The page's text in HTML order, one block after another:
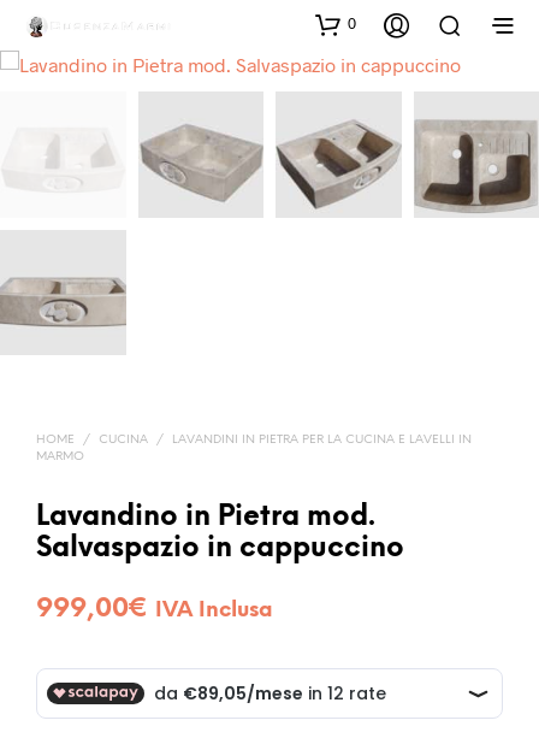
0
HOME / CUCINA /
LAVANDINI IN PIETRA PER LA CUCINA E LAVELLI IN
MARMO
Lavandino in Pietra mod.
Salvaspazio in cappuccino
999,00€ IVA Inclusa